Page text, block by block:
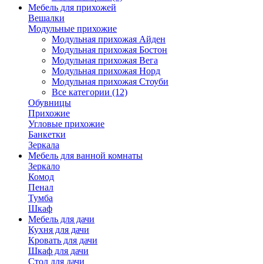
Мебель для прихожей
Вешалки
Модульные прихожие
Модульная прихожая Айден
Модульная прихожая Бостон
Модульная прихожая Вега
Модульная прихожая Норд
Модульная прихожая Стоуби
Все категории (12)
Обувницы
Прихожие
Угловые прихожие
Банкетки
Зеркала
Мебель для ванной комнаты
Зеркало
Комод
Пенал
Тумба
Шкаф
Мебель для дачи
Кухня для дачи
Кровать для дачи
Шкаф для дачи
Стол для дачи